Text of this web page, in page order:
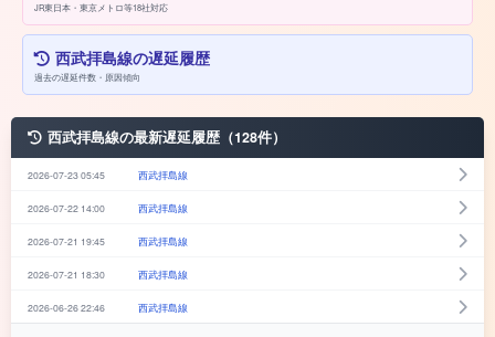
JR東日本・東京メトロ等18社対応
西武拝島線の遅延履歴
過去の遅延件数・原因傾向
西武拝島線の最新遅延履歴（128件）
2026-07-23 05:45 西武拝島線
2026-07-22 14:00 西武拝島線
2026-07-21 19:45 西武拝島線
2026-07-21 18:30 西武拝島線
2026-06-26 22:46 西武拝島線